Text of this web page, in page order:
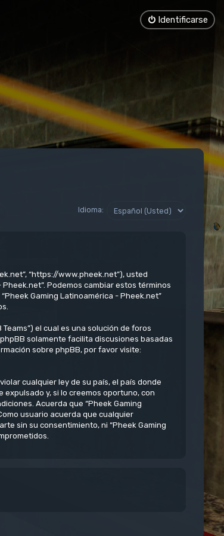
Identificarse
Idioma:
“https://www.pheek.net”), usted
Podemos cambiar estos términos
Gaming Latinoamérica - Pheek.net”
Teams”) el cual es una solución de foros
phpBB solamente facilita discusiones basadas
sobre phpBB, por favor visite:
cualquier ley de su país, el país donde
y, si lo creemos oportuno, con
Acuerda que “Pheek Gaming
usuario acuerda que cualquier
sin su consentimiento, ni “Pheek Gaming